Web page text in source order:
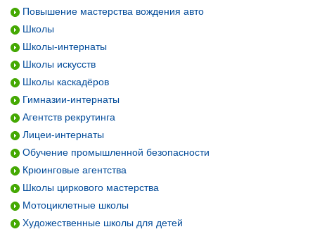
Повышение мастерства вождения авто
Школы
Школы-интернаты
Школы искусств
Школы каскадёров
Гимназии-интернаты
Агентств рекрутинга
Лицеи-интернаты
Обучение промышленной безопасности
Крюинговые агентства
Школы циркового мастерства
Мотоциклетные школы
Художественные школы для детей